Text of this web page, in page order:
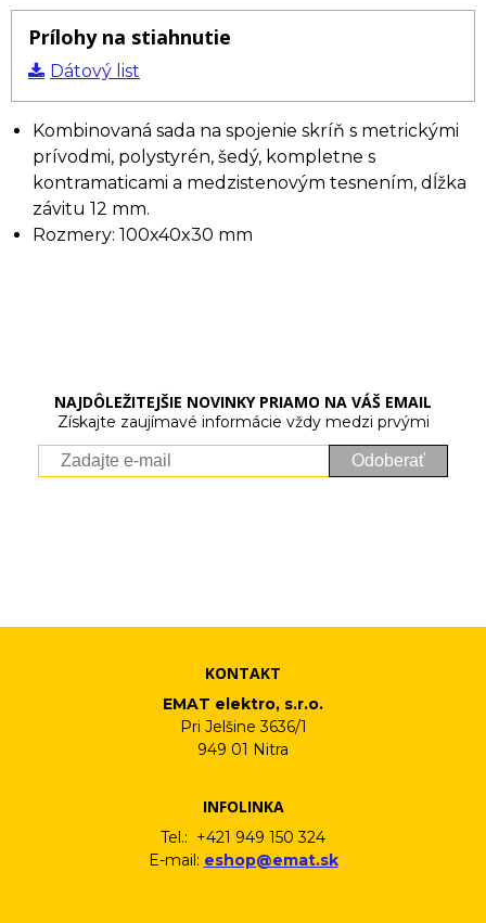
Prílohy na stiahnutie
Dátový list
Kombinovaná sada na spojenie skríň s metrickými
prívodmi, polystyrén, šedý, kompletne s
kontramaticami a medzistenovým tesnením, dĺžka
závitu 12 mm.
Rozmery: 100x40x30 mm
NAJDÔLEŽITEJŠIE NOVINKY PRIAMO NA VÁŠ EMAIL
Získajte zaujímavé informácie vždy medzi prvými
Odoberať
KONTAKT
EMAT elektro, s.r.o.
Pri Jelšine 3636/1
949 01 Nitra
INFOLINKA
Tel.: +421 949 150 324
E-mail: eshop@emat.sk